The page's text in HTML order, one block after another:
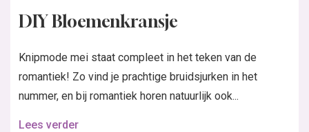
DIY Bloemenkransje
Knipmode mei staat compleet in het teken van de
romantiek! Zo vind je prachtige bruidsjurken in het
nummer, en bij romantiek horen natuurlijk ook...
Lees verder